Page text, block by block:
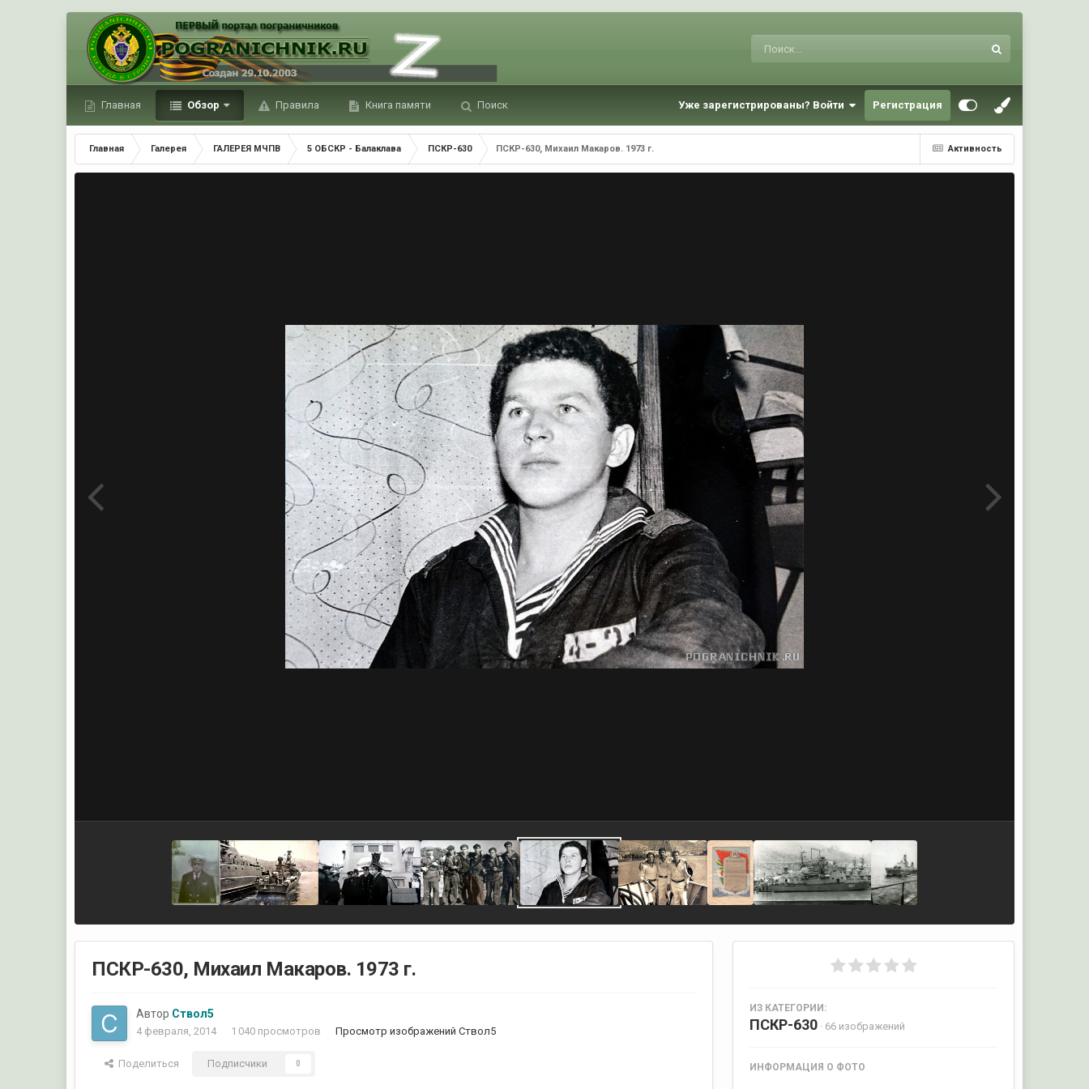
Главная Обзор Правила Книга памяти Поиск Уже зарегистрированы? Войти Регистрация
Активность
Главная Галерея ГАЛЕРЕЯ МЧПВ 5 ОБСКР - Балаклава ПСКР-630 ПСКР-630, Михаил Макаров. 1973 г.
ПСКР-630, Михаил Макаров. 1973 г.
Автор Ствол5
4 февраля, 2014 1 040 просмотров Просмотр изображений Ствол5
Поделиться Подписчики 0
ИЗ КАТЕГОРИИ:
ПСКР-630 · 66 изображений
ИНФОРМАЦИЯ О ФОТО